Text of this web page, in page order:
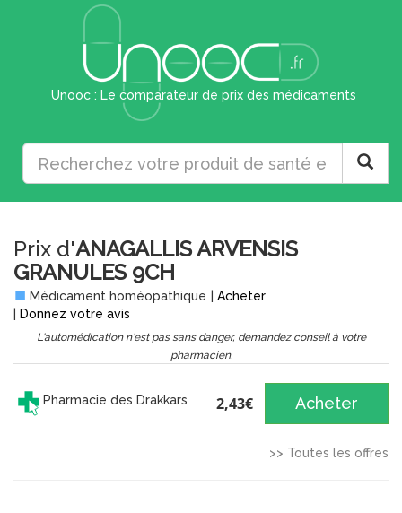
Unooc : Le comparateur de prix des médicaments
Prix d'ANAGALLIS ARVENSIS
GRANULES 9CH
Médicament homéopathique
Acheter
Donnez votre avis
L'automédication n'est pas sans danger, demandez conseil à votre
pharmacien.
Pharmacie des Drakkars 2,43€ Acheter
>> Toutes les offres